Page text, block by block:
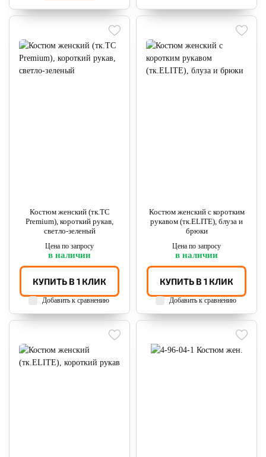
Костюм женский (тк.TC
Premium), короткий рукав,
светло-зеленый
Цена по запросу
в наличии
КУПИТЬ В 1 КЛИК
Добавить к сравнению
Костюм женский с коротким
рукавом (тк.ELITE), блуза и
брюки
Цена по запросу
в наличии
КУПИТЬ В 1 КЛИК
Добавить к сравнению